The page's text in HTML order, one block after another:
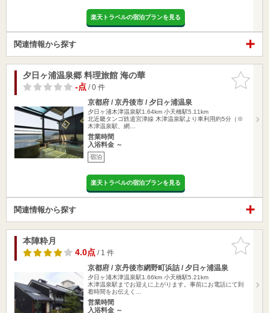
楽天トラベルの宿泊プランを見る
関連情報から探す
お気に入
りに追加
夕日ヶ浦温泉郷 料理旅館 海の華
-点/ 0 件
京都府 / 京丹後市 / 夕日ヶ浦温泉
夕日ヶ浦木津温泉駅1.64km 小天橋駅5.11km
北近畿タンゴ鉄道宮津線 木津温泉駅より車利用約5分（※
木津温泉駅、網…
営業時間
入浴料金 ～
宿泊
楽天トラベルの宿泊プランを見る
関連情報から探す
お気に入
りに追加
本陣粋月
4.0点/ 1 件
京都府 / 京丹後市網野町浜詰 / 夕日ヶ浦温泉
夕日ヶ浦木津温泉駅1.66km 小天橋駅5.21km
木津温泉駅までお迎えに上がります。事前にお電話にて到
着時間をお伝えく…
営業時間
入浴料金 ～